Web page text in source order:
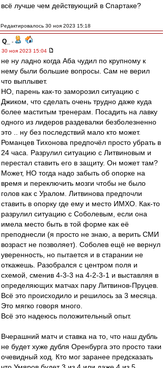
всё лучше чем действующий в Спартаке?
Редактировалось 30 ноя 2023 15:18
Q_
-
30 ноя 2023 15:04
не ну ладно когда Аба чудил по крупному к
нему были большие вопросы. Сам не верил
что выплывет.
НО, парень как-то заморозил ситуацию с
Джиком, что сделать очень трудно даже куда
более маститым тренерам. Посадить на лавку
одного из лидеров раздевалки безболезненно
это .. ну без последствий мало кто может.
Романцев Тихонова предпочёл просто убрать в
24 часа. Разрулил ситуацию с Литвиновым и
перестал ставить его в защиту. Он может там?
Может, НО тогда надо забыть об опорке на
время и переключить мозги чтобы не было
голов как с Уралом. Литвинова предпочли
ставить в опорку где ему и место ИМХО. Как-то
разрулил ситуацию с Соболевым, если она
имела место быть в той форме как её
преподнесли (я просто не знаю, а верить СМИ
возраст не позволяет). Соболев ещё не вернул
уверенность, но пытается и в старании не
откажешь. Разобрался с центром поля и
схемой, сменив 4-3-3 на 4-2-3-1 и выставляя в
определяющих матчах пару Литвинов-Пруцев.
Всё это происходило и решилось за 3 месяца.
Это мягко говоря много.
Всё это надеюсь положительный опыт.
Вчерашний матч и ставка на то, что наш дубль
не будет хуже дубля Оренбурга это просто таки
очевидный ход. Кто мог заранее предсказать